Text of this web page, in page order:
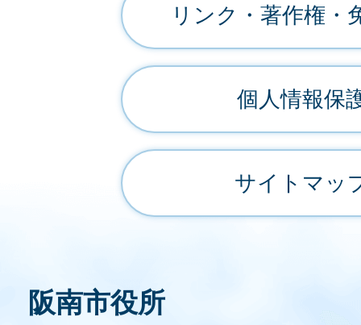
リンク・著作権・
個人情報保
サイトマッ
阪南市役所